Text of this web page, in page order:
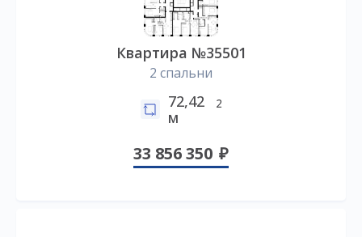
Квартира №35501
2 спальни
72,42
м
2
33 856 350